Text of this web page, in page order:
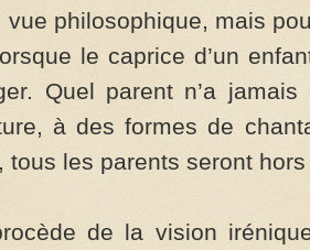
vue philosophique, mais
le caprice d’un
Quel parent n’a
à des formes de
tous les parents seront
de la vision